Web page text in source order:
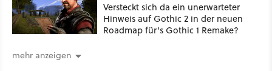
Versteckt sich da ein unerwarteter
Hinweis auf Gothic 2 in der neuen
Roadmap für's Gothic 1 Remake?
mehr anzeigen